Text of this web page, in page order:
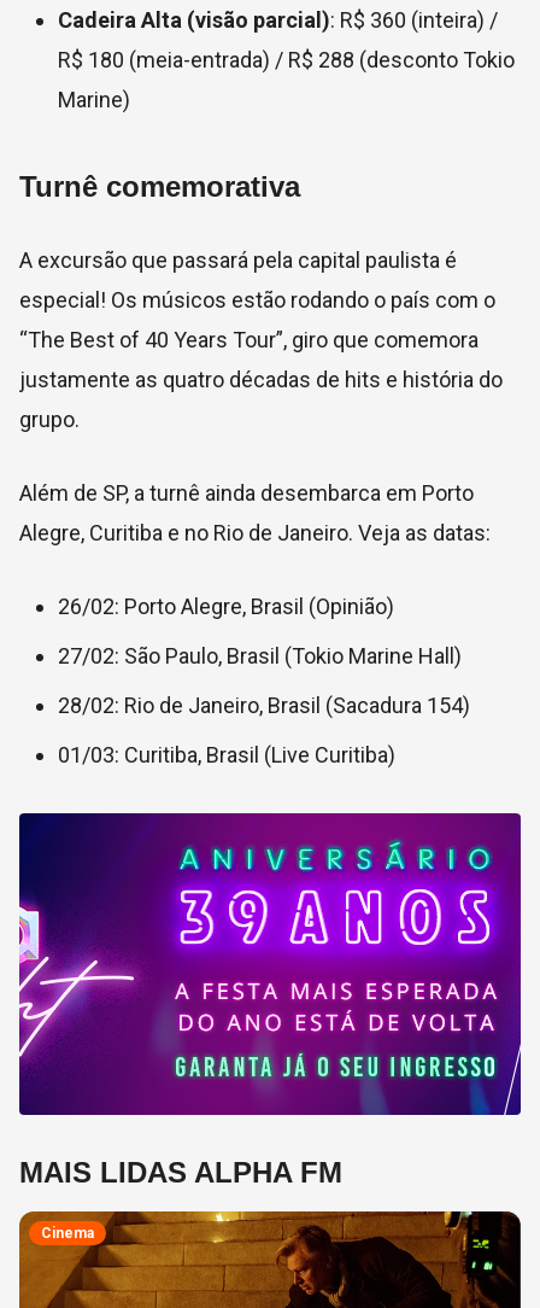
Cadeira Alta (visão parcial): R$ 360 (inteira) /
R$ 180 (meia-entrada) / R$ 288 (desconto Tokio
Marine)
Turnê comemorativa
A excursão que passará pela capital paulista é
especial! Os músicos estão rodando o país com o
“The Best of 40 Years Tour”, giro que comemora
justamente as quatro décadas de hits e história do
grupo.
Além de SP, a turnê ainda desembarca em Porto
Alegre, Curitiba e no Rio de Janeiro. Veja as datas:
26/02: Porto Alegre, Brasil (Opinião)
27/02: São Paulo, Brasil (Tokio Marine Hall)
28/02: Rio de Janeiro, Brasil (Sacadura 154)
01/03: Curitiba, Brasil (Live Curitiba)
MAIS LIDAS ALPHA FM
Cinema